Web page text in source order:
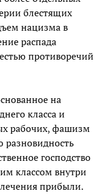
блестящих
нацизма в
распада
противоречий
на
класса и
рабочих, фашизм
разновидность
господство
классом внутри
прибыли.